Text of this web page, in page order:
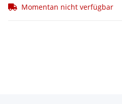
Momentan nicht verfügbar